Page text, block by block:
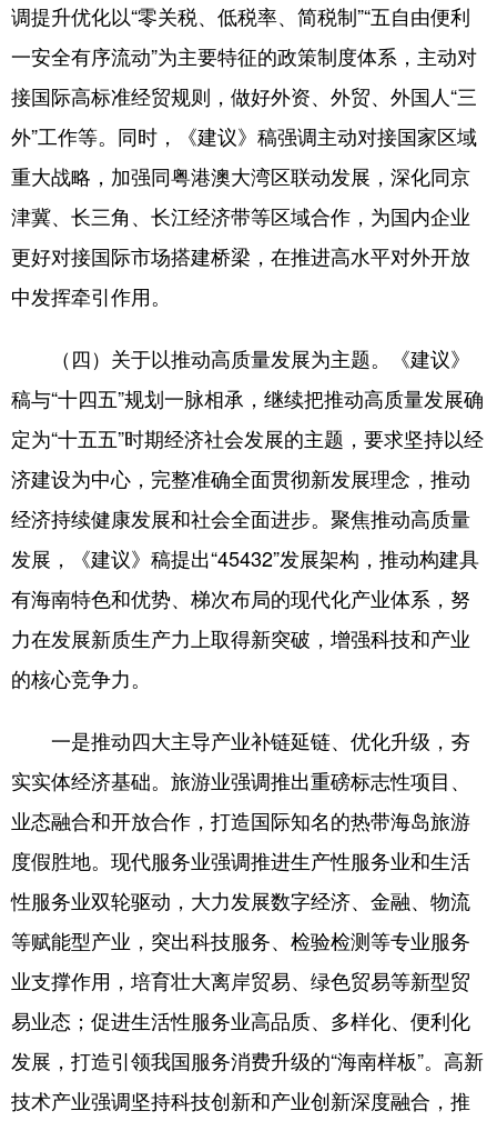
调提升优化以“零关税、低税率、简税制”“五自由便利
一安全有序流动”为主要特征的政策制度体系，主动对
接国际高标准经贸规则，做好外资、外贸、外国人“三
外”工作等。同时，《建议》稿强调主动对接国家区域
重大战略，加强同粤港澳大湾区联动发展，深化同京
津冀、长三角、长江经济带等区域合作，为国内企业
更好对接国际市场搭建桥梁，在推进高水平对外开放
中发挥牵引作用。
（四）关于以推动高质量发展为主题。《建议》
稿与“十四五”规划一脉相承，继续把推动高质量发展确
定为“十五五”时期经济社会发展的主题，要求坚持以经
济建设为中心，完整准确全面贯彻新发展理念，推动
经济持续健康发展和社会全面进步。聚焦推动高质量
发展，《建议》稿提出“45432”发展架构，推动构建具
有海南特色和优势、梯次布局的现代化产业体系，努
力在发展新质生产力上取得新突破，增强科技和产业
的核心竞争力。
一是推动四大主导产业补链延链、优化升级，夯
实实体经济基础。旅游业强调推出重磅标志性项目、
业态融合和开放合作，打造国际知名的热带海岛旅游
度假胜地。现代服务业强调推进生产性服务业和生活
性服务业双轮驱动，大力发展数字经济、金融、物流
等赋能型产业，突出科技服务、检验检测等专业服务
业支撑作用，培育壮大离岸贸易、绿色贸易等新型贸
易业态；促进生活性服务业高品质、多样化、便利化
发展，打造引领我国服务消费升级的“海南样板”。高新
技术产业强调坚持科技创新和产业创新深度融合，推